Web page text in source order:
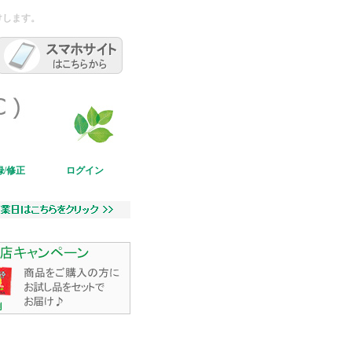
ます。
/修正 ログイン